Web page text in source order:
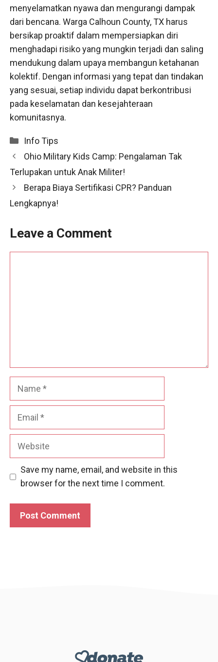
menyelamatkan nyawa dan mengurangi dampak
dari bencana. Warga Calhoun County, TX harus
bersikap proaktif dalam mempersiapkan diri
menghadapi risiko yang mungkin terjadi dan saling
mendukung dalam upaya membangun ketahanan
kolektif. Dengan informasi yang tepat dan tindakan
yang sesuai, setiap individu dapat berkontribusi
pada keselamatan dan kesejahteraan
komunitasnya.
Categories
Info Tips
Ohio Military Kids Camp: Pengalaman Tak
Terlupakan untuk Anak Militer!
Berapa Biaya Sertifikasi CPR? Panduan
Lengkapnya!
Leave a Comment
Website
Save my name, email, and website in this
browser for the next time I comment.